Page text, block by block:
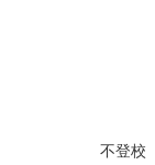
不登校